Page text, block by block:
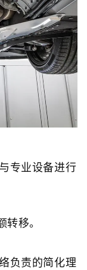
专业设备进行
移。
负责的简化理